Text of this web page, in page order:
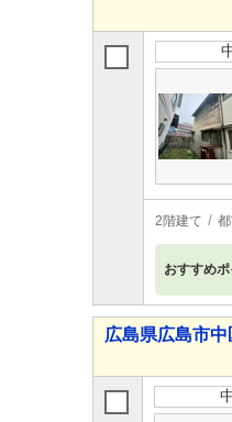
2階建て
おすすめポ
広島県広島市